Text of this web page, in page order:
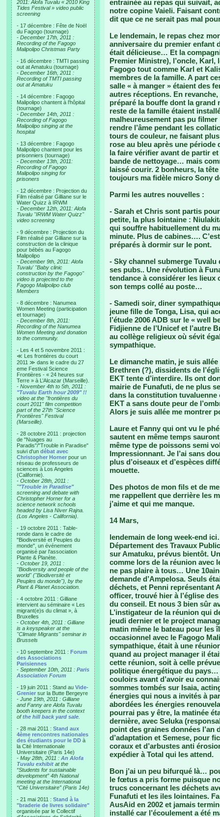
2011: Alofa Tuvalu « 2010 King
Tides Festival » video public
screening
- 17 décembre : Fête de Noël
du Fagogo (tournage)
- December 17th, 2011 :
Recording of the Fagogo
Malipolipo Christmas Party
- 16 décembre : TMTI passing
out at Amatuku (tournage)
- December 16th, 2011 :
Recording of TMTI passing
out at Amatuku
- 14 décembre : Fagogo
Malipolipo chantent à l'hôpital
(tournage)
- December 14th, 2011 :
Recording of Fagogo
Malipolipo singing at the
hospital
- 13 décembre : Fagogo
Malipolipo chantent pour les
prisonniers (tournage)
- December 13th, 2011:
Recording of Fagogo
Malipolipo singing for
prisoners
- 12 décembre : Projection du
Film réalisé par Gilliane sur le
Water Quizz à IRWM
- December 12th, 2011: Alofa
Tuvalu "IRWM Water Quizz"
video screening
- 9 décembre : Projection du
Film réalisé par Gilliane sur la
construction de la clinique
pour bébés au Fagogo
Malipolipo
- December 9th, 2011: Alofa
Tuvalu' "Baby clinic
construction by the Fagogo"
video is projected to the
Fagogo Malipolipo club
Members
- 8 décembre : Nanumea
Women Meeting (participation
et tournage)
- December 8th, 2011:
Recording of the Nanumea
Women Meeting and donation
to the community.
- Les 4 et 5 novembre 2011 :
≪ Les frontières du court
2011 ≫ dans le cadre du 27
eme Festival Science
Frontières - « 24 heures sur
Terre » à L’Alcazar (Marseille).
- November 4th to 5th, 2011 :
"Tuvalu Earth hour 2009" !!
video at the "frontières du
court 2011" film competition
part of the 27th "Science
Frontières" Festival
(Marseille).
- 28 octobre 2011 : projection
de "Nuages au
Paradis"/"Trouble in Paradise"
suivi d'un débat avec
Christopher Horner pour un
réseau de professeurs de
sciences à Los Angeles
(Californie).
- October 28th, 2011 :
""Trouble in Paradise"
screening and debate with
Christopher Horner for a
science network schools
headed by Lisa Niver Rajna.
(Los Angeles - California).
- 19 octobre 2011 : Table-
ronde dans le cadre de
"Biodiversité et Peuples du
monde", un événement
organisé par l'association
Plante & Planète.
- October 19, 2011 :
"Biodiversity and people of the
world" ("Biodiversité et
Peuples du monde"), by the
Plant & Planet Association.
- 4 octobre 2011 : Gilliane
intervient au séminaire « Les
migrant(e)s du climat », à
Bruxelles
- October 4th, 2011 : Gilliane
is a keyspeaker at the
"Climate Migrants" seminar in
Brussels
- 10 septembre 2011 : Forum
des Associations
Parisiennes
- September 10th, 2011 : Paris
Association Forum
- 19 juin 2011 : Stand au Vide-
Grenier sur la Butte Bergeyre
- June 19th, 2011 : Gilliane
and Fanny are Alofa Tuvalu
booth keepers in the context
ofthe hill back yard sale
- 28 mai 2011 : Stand aux
4ème rencontres nationales
des étudiants pour le DD à
la Cité Internationale
Universitaire (Paris 14e)
- May 28th, 2011 : An Alofa
Tuvalu exhibit at the
“Students for sustainable
development” 4th National
meeting at the International
“Cité Universitaire” (Paris 14e)
- 21 mai 2011 : Stand à la
"braderie de livres solidaire"
organisée par le Collectif
entrainée au repas qui suivait,
notre copine Vaieli. Faisant
dit que ce ne serait pas mal
Le lendemain, le repas chez
anniversaire du premier enfant
était délicieuse… Et la
Premier Ministre), l’oncle,
Fagogo tout comme Karl et
membres de la famille. A part
salle « à manger » étaient des
autres réceptions. En
préparé la bouffe dont la grand
reste de la famille étaient
malheureusement pas pu
rendre l’âme pendant les
tours de couleur, ne faisant
rose au bleu après une
la faire vérifier avant de partir
bande de nettoyage… mais
laissé courir. 2 bonheurs, la
toujours ma fidèle micro Sony
Parmi les autres nouvelles :
- Sarah et Chris sont partis
petite, la plus lointaine :
qui souffre habituellement du
minute. Plus de cabines….
préparés à dormir sur le pont.
- Sky channel submerge
ses pubs.. Une révolution à
tendance à considérer les lieux
son temps collé au poste…
- Samedi soir, diner
jeune fille de Tonga, Lisa, qui
l’étude 2006 ADB sur le « well
Fidjienne de l’Unicef et l’autre
au collège religieux où sévit
sympathique.
Le dimanche matin, je suis
Brethren (?), dissidents de
EKT tente d’interdire. Ils ont
mairie de Funafuti, de ne plus
dans la constitution tuvaluenne
EKT a sans doute peur de
Alors je suis allée me montrer
Laure et Fanny qui ont vu le
sautent en même temps
même type de poissons semi
Impressionnant. Je l’ai sans
plus d’oiseaux et d’espèces
mouette.
Des photos de mon fils et de
me rappellent que derrière les
j’aime et qui me manque.
14 Mars,
lendemain de long week-end
Département des Travaux
sur Amatuku, prévus bientôt.
comme lors de la réunion avec
ne pas plaire à tous… Une
demande d’Ampelosa. Seuls
déchets, et Penni représentant
officer, trouvé hier à l’église
du conseil. Et nous 3 bien sûr
L’instigateur de la réunion qui
jeudi dernier et le project
matin même le bateau pour les
occasionnel avec le Fagogo
sympathique, était à une
quand au project manager il
cette réunion, soit à celle
politique énergétique du pays…
couloirs avant d’avoir eu
sommes tombés sur Isaia,
énergies qui nous a invités à
abordées les énergies
pourrai pas y être, la matinée
dernière, avec Seluka
point des graines données l’an
d’adaptation et Semese, pour
coraux et d’arbustes anti
expédier à Total qui les attend.
Bon j’ai un peu bifurqué là…
le fœtus a pris forme puisque
trucs concernant les déchets
Funafuti et les iles lointaines.
AusAid en 2002 et jamais
installé car l’écoulement a été